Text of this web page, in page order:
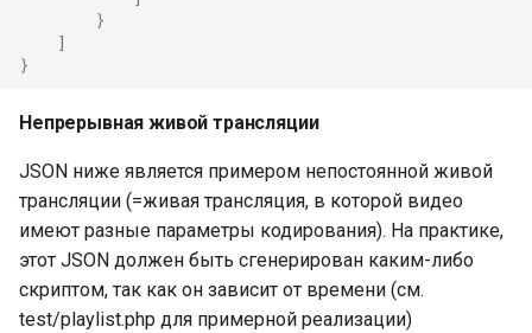
}
]
}
Непрерывная живой трансляции
JSON ниже является примером непостоянной живой
трансляции (=живая трансляция, в которой видео
имеют разные параметры кодирования). На практике,
этот JSON должен быть сгенерирован каким-либо
скриптом, так как он зависит от времени (см.
test/playlist.php для примерной реализации)